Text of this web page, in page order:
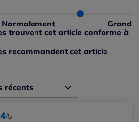
Normalement Grand
selon les avis clients
trouvent cet article conforme à
recommandent cet article
récents
4/5